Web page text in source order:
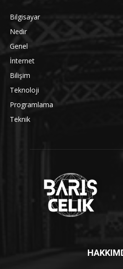
Bilgisayar
Nedir
Genel
İnternet
Bilişim
Teknoloji
Programlama
Teknik